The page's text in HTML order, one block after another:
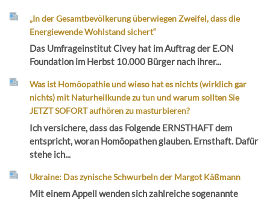
„In der Gesamtbevölkerung überwiegen Zweifel, dass die
Energiewende Wohlstand sichert“
Das Umfrageinstitut Civey hat im Auftrag der E.ON
Foundation im Herbst 10.000 Bürger nach ihrer...
Was ist Homöopathie und wieso hat es nichts (wirklich gar
nichts) mit Naturheilkunde zu tun und warum sollten Sie
JETZT SOFORT aufhören zu masturbieren?
Ich versichere, dass das Folgende ERNSTHAFT dem
entspricht, woran Homöopathen glauben. Ernsthaft. Dafür
stehe ich...
Ukraine: Das zynische Schwurbeln der Margot Käßmann
Mit einem Appell wenden sich zahlreiche sogenannte